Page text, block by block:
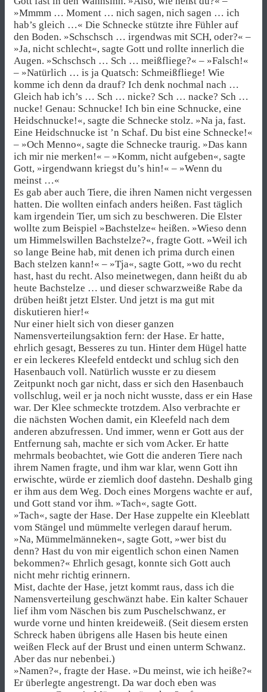
»Mmmm … Moment … nich sagen, nich sagen … ich
hab’s gleich …« Die Schnecke stützte ihre Fühler auf
den Boden. »Schschsch … irgendwas mit SCH, oder?« –
»Ja, nicht schlecht«, sagte Gott und rollte innerlich die
Augen. »Schschsch … Sch … meißfliege?« – »Falsch!«
– »Natürlich … is ja Quatsch: Schmeißfliege! Wie
komme ich denn da drauf? Ich denk nochmal nach …
Gleich hab ich’s … Sch … nicke? Sch … nacke? Sch …
nucke! Genau: Schnucke! Ich bin eine Schnucke, eine
Heidschnucke!«, sagte die Schnecke stolz. »Na ja, fast.
Eine Heidschnucke ist ’n Schaf. Du bist eine Schnecke!«
– »Och Menno«, sagte die Schnecke traurig. »Das kann
ich mir nie merken!« – »Komm, nicht aufgeben«, sagte
Gott, »irgendwann kriegst du’s hin!« – »Wenn du
meinst …«
Es gab aber auch Tiere, die ihren Namen nicht vergessen
hatten. Die wollten einfach anders heißen. Fast täglich
kam irgendein Tier, um sich zu beschweren. Die Elster
wollte zum Beispiel »Bachstelze« heißen. »Wieso denn
um Himmelswillen Bachstelze?«, fragte Gott. »Weil ich
so lange Beine hab, mit denen ich prima durch einen
Bach stelzen kann!« – »Tja«, sagte Gott, »wo du recht
hast, hast du recht. Also meinetwegen, dann heißt du ab
heute Bachstelze … und dieser schwarzweiße Rabe da
drüben heißt jetzt Elster. Und jetzt is ma gut mit
diskutieren hier!«
Nur einer hielt sich von dieser ganzen
Namensverteilungsaktion fern: der Hase. Er hatte,
ehrlich gesagt, Besseres zu tun. Hinter dem Hügel hatte
er ein leckeres Kleefeld entdeckt und schlug sich den
Hasenbauch voll. Natürlich wusste er zu diesem
Zeitpunkt noch gar nicht, dass er sich den Hasenbauch
vollschlug, weil er ja noch nicht wusste, dass er ein Hase
war. Der Klee schmeckte trotzdem. Also verbrachte er
die nächsten Wochen damit, ein Kleefeld nach dem
anderen abzufressen. Und immer, wenn er Gott aus der
Entfernung sah, machte er sich vom Acker. Er hatte
mehrmals beobachtet, wie Gott die anderen Tiere nach
ihrem Namen fragte, und ihm war klar, wenn Gott ihn
erwischte, würde er ziemlich doof dastehn. Deshalb ging
er ihm aus dem Weg. Doch eines Morgens wachte er auf,
und Gott stand vor ihm. »Tach«, sagte Gott.
»Tach«, sagte der Hase. Der Hase zuppelte ein Kleeblatt
vom Stängel und mümmelte verlegen darauf herum.
»Na, Mümmelmänneken«, sagte Gott, »wer bist du
denn? Hast du von mir eigentlich schon einen Namen
bekommen?« Ehrlich gesagt, konnte sich Gott auch
nicht mehr richtig erinnern.
Mist, dachte der Hase, jetzt kommt raus, dass ich die
Namensverteilung geschwänzt habe. Ein kalter Schauer
lief ihm vom Näschen bis zum Puschelschwanz, er
wurde vorne und hinten kreideweiß. (Seit diesem ersten
Schreck haben übrigens alle Hasen bis heute einen
weißen Fleck auf der Brust und einen unterm Schwanz.
Aber das nur nebenbei.)
»Namen?«, fragte der Hase. »Du meinst, wie ich heiße?«
Er überlegte angestrengt. Da war doch eben was